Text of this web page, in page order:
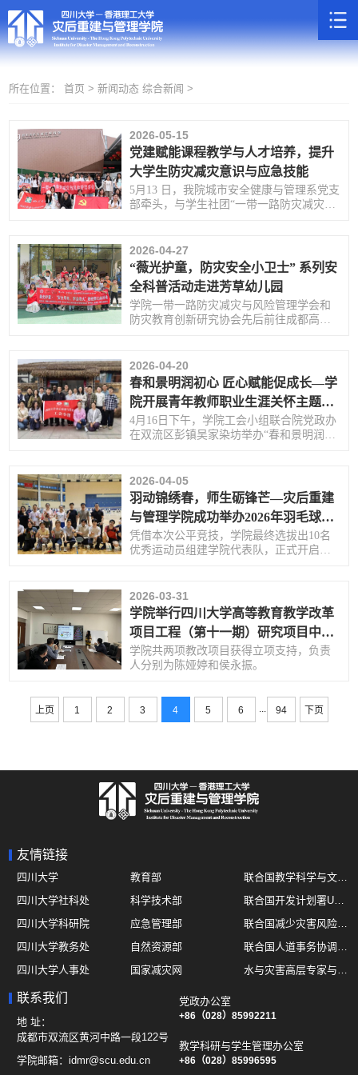
所在位置： 首页 >新闻动态综合新闻 >
2026-05-15
党建赋能课程教学与人才培养，提升
大学生防灾减灾意识与应急技能
5月13 日，我院城市安全健康与管理系党支
部牵头，与学生社团“一带一路防灾减灾与
2026-04-27
“薇光护童，防灾安全小卫士” 系列安
全科普活动走进芳草幼儿园
学院一带一路防灾减灾与风险管理学会和
防灾教育创新研究协会先后前往成都高新
科普活动。
2026-04-20
春和景明润初心 匠心赋能促成长—学
院开展青年教师职业生涯关怀主题活
动
4月16日下午，学院工会小组联合院党政办
在双流区彭镇吴家染坊举办“春和景明润初
2026-04-05
羽动锦绣春，师生砺锋芒—灾后重建
与管理学院成功举办2026年羽毛球院
队选拔赛
凭借本次公平竞技，学院最终选拔出10名
优秀运动员组建学院代表队，正式开启校
2026-03-31
学院举行四川大学高等教育教学改革
项目工程（第十一期）研究项目中期
检查评审会
学院共两项教改项目获得立项支持，负责
人分别为陈娅婷和侯永振。
上页 1 2 3 4 5 6 ... 94 下页
友情链接
四川大学 教育部
联合国教学科学与文化组织UNESCO
四川大学社科处
科学技术部
联合国开发计划署UNDP
四川大学科研院
应急管理部
联合国减少灾害风险办公室UNDRR
四川大学教务处
自然资源部
联合国人道事务协调厅OCHA
四川大学人事处
国家减灾网
水与灾害高层专家与领导组 HELP
四川大学国际处
综合减灾信息服务平台
地震与火山研究室
联系我们
地 址：
成都市双流区黄河中路一段122号
学院邮箱：idmr@scu.edu.cn
党政办公室
+86（028）85992211
教学科研与学生管理办公室
+86（028）85996595